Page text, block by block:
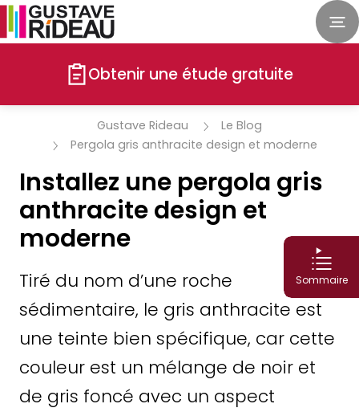
Obtenir une étude gratuite
Gustave Rideau
Le Blog
Pergola gris anthracite design et moderne
Installez une pergola gris
anthracite design et
moderne
Tiré du nom d’une roche
sédimentaire, le gris anthracite est
une teinte bien spécifique, car cette
couleur est un mélange de noir et
de gris foncé avec un aspect
Sommaire